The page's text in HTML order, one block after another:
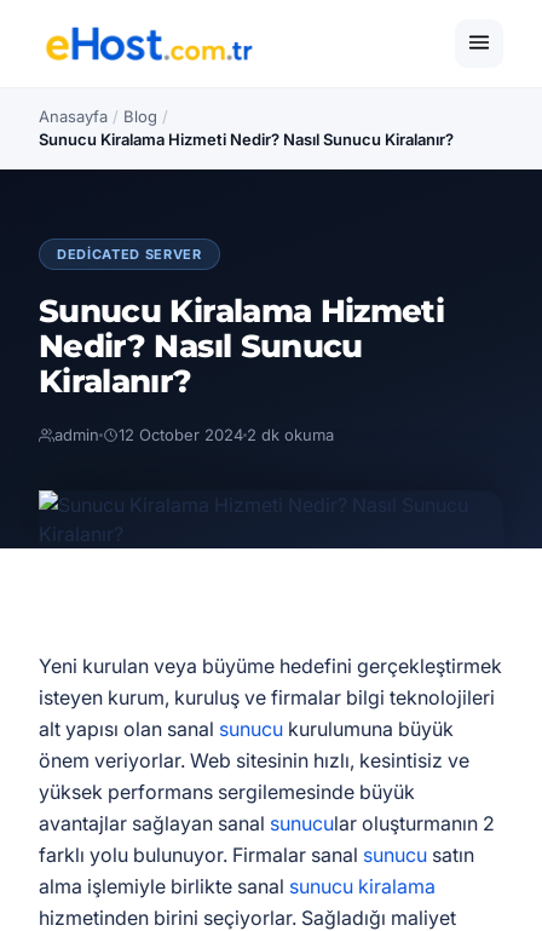
Anasayfa / Blog /
Sunucu Kiralama Hizmeti Nedir? Nasıl Sunucu Kiralanır?
DEDICATED SERVER
Sunucu Kiralama Hizmeti
Nedir? Nasıl Sunucu
Kiralanır?
admin 12 October 2024 2 dk okuma
Yeni kurulan veya büyüme hedefini gerçekleştirmek
isteyen kurum, kuruluş ve firmalar bilgi teknolojileri
alt yapısı olan sanal sunucu kurulumuna büyük
önem veriyorlar. Web sitesinin hızlı, kesintisiz ve
yüksek performans sergilemesinde büyük
avantajlar sağlayan sanal sunucular oluşturmanın 2
farklı yolu bulunuyor. Firmalar sanal sunucu satın
alma işlemiyle birlikte sanal sunucu kiralama
hizmetinden birini seçiyorlar. Sağladığı maliyet